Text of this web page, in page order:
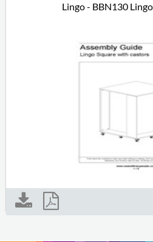
Lingo - BBN130